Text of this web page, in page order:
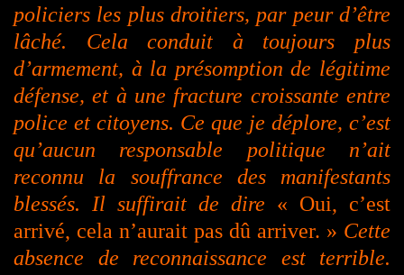
policiers les plus droitiers, par peur d’être
lâché. Cela conduit à toujours plus
d’armement, à la présomption de légitime
défense, et à une fracture croissante entre
police et citoyens. Ce que je déplore, c’est
qu’aucun responsable politique n’ait
reconnu la souffrance des manifestants
blessés. Il suffirait de dire « Oui, c’est
arrivé, cela n’aurait pas dû arriver. » Cette
absence de reconnaissance est terrible.